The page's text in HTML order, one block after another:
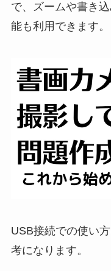
で、ズームや書き
能も利用できます。
USB接続での使い
考になります。